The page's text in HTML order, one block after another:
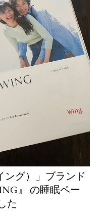
ング）」ブランド
』 の睡眠ペー
た